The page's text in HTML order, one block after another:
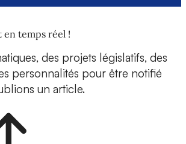
en temps réel !
des projets législatifs, des
personnalités pour être notifié
un article.